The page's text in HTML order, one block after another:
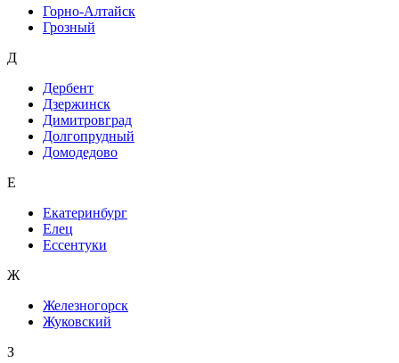
Горно-Алтайск
Грозный
Д
Дербент
Дзержинск
Димитровград
Долгопрудный
Домодедово
Е
Екатеринбург
Елец
Ессентуки
Ж
Железногорск
Жуковский
З